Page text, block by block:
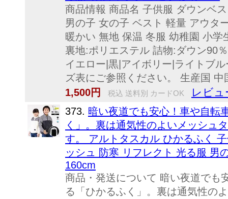
商品情報 商品名 子供服 ダウンベ
男の子 女の子 ベスト 軽量 アウタ
暖かい 無地 保温 冬服 幼稚園 小
裏地:ポリエステル 詰物:ダウン90
イエロー|黒|アイボリー|ライトブ
ズ表にご参照ください。 生産国
1,500円
税込 送料別 カードOK レビュ
373. 暗い夜道でも安心！車や自転
く」。裏は通気性のよいメッシュ
す。 アルトタスカル ひかるふく
ッシュ 防寒 リフレクト 光る服 男
160cm
商品・発送について 暗い夜道でも
る「ひかるふく」。裏は通気性の